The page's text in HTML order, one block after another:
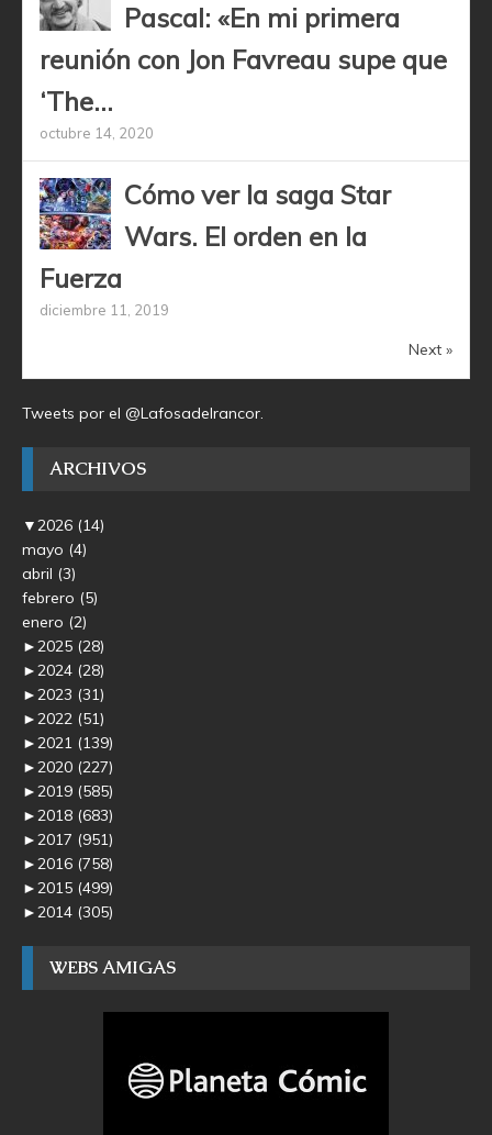
Pascal: «En mi primera
reunión con Jon Favreau supe que
‘The...
octubre 14, 2020
Cómo ver la saga Star
Wars. El orden en la
Fuerza
diciembre 11, 2019
Next »
Tweets por el @Lafosadelrancor.
ARCHIVOS
▼2026 (14)
mayo (4)
abril (3)
febrero (5)
enero (2)
►2025 (28)
►2024 (28)
►2023 (31)
►2022 (51)
►2021 (139)
►2020 (227)
►2019 (585)
►2018 (683)
►2017 (951)
►2016 (758)
►2015 (499)
►2014 (305)
WEBS AMIGAS